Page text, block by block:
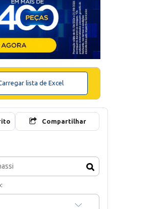
lista de Excel
Compartilhar